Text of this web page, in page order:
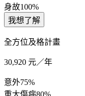
身故100%
我想了解
全方位及格計畫
30,920 元／年
意外75%